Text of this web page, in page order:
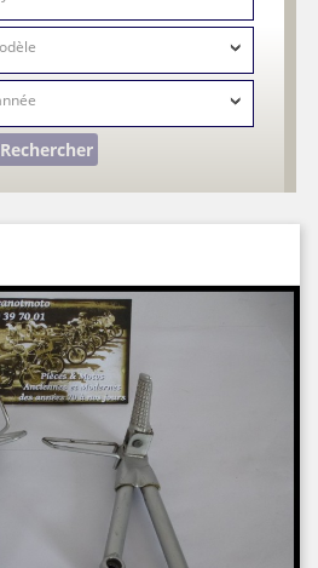
Rechercher